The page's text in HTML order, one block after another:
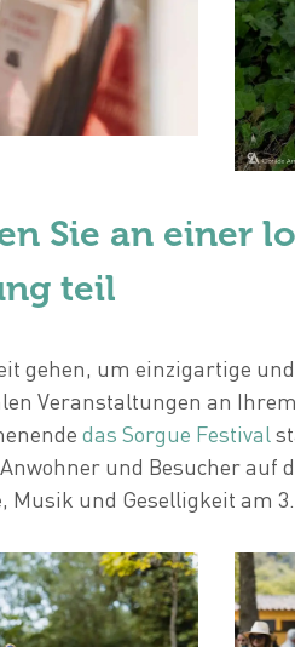
Sie an einer
teil
gehen, um einzigartige
Veranstaltungen an
das Sorgue Festival
und Besucher auf
Musik und Geselligkeit am